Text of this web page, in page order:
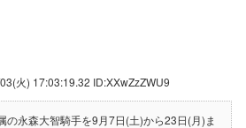
火) 17:03:19.32 ID:XXwZzZWU9
の永森大智騎手を9月7日(土)から23日(月)ま